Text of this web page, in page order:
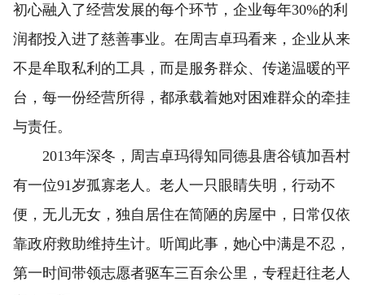
初心融入了经营发展的每个环节，企业每年30%的利
润都投入进了慈善事业。在周吉卓玛看来，企业从来
不是牟取私利的工具，而是服务群众、传递温暖的平
台，每一份经营所得，都承载着她对困难群众的牵挂
与责任。
2013年深冬，周吉卓玛得知同德县唐谷镇加吾村
有一位91岁孤寡老人。老人一只眼睛失明，行动不
便，无儿无女，独自居住在简陋的房屋中，日常仅依
靠政府救助维持生计。听闻此事，她心中满是不忍，
第一时间带领志愿者驱车三百余公里，专程赶往老人